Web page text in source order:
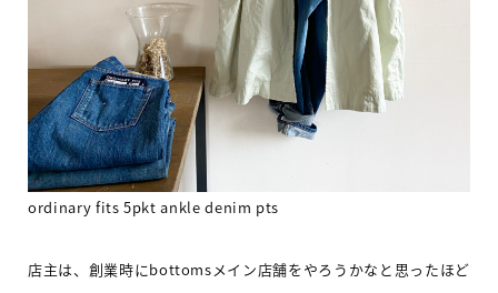
ordinary fits 5pkt ankle denim pts
店主は、創業時にbottomsメイン店舗をやろうかなと思ったほど